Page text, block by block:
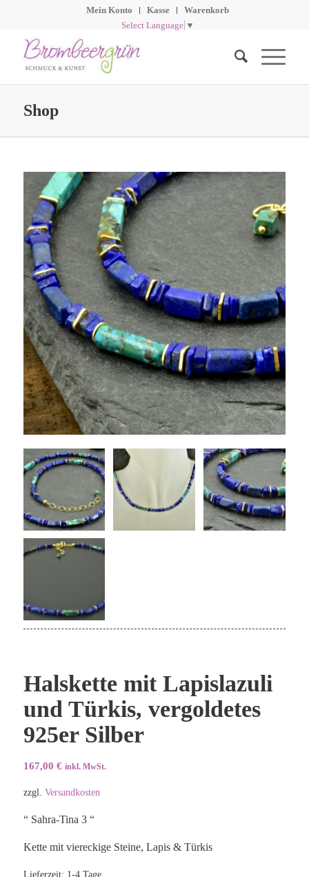
Mein Konto Kasse
Warenkorb
Select Language ▼
Shop
Halskette mit Lapislazuli
und Türkis, vergoldetes
925er Silber
167,00 € inkl. MwSt.
zzgl. Versandkosten
“ Sahra-Tina 3 “
Kette mit viereckige Steine, Lapis & Türkis
Lieferzeit: 1-4 Tage